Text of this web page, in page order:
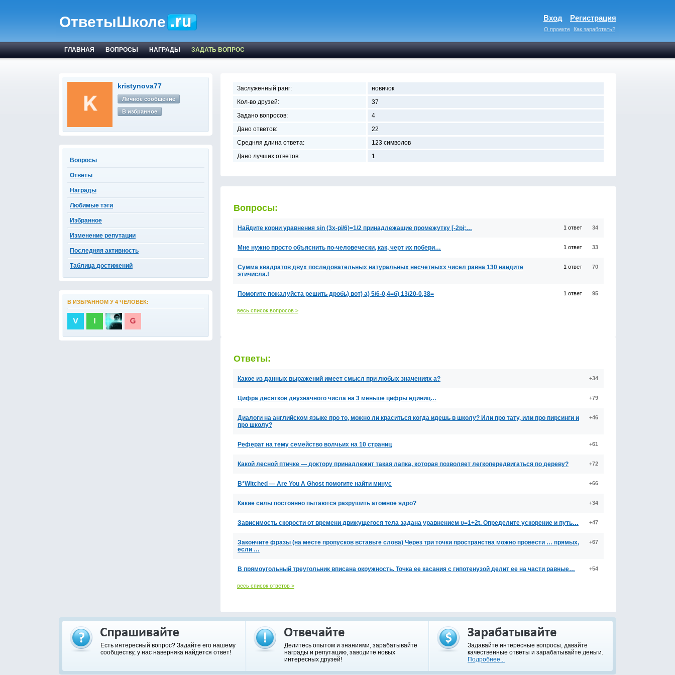
ОтветыШколе Вход Регистрация
О проекте Как заработать?
ГЛАВНАЯ ВОПРОСЫ НАГРАДЫ ЗАДАТЬ ВОПРОС
kristynova77
Личное сообщение
В избранное
Вопросы
Ответы
Награды
Любимые тэги
Избранное
Изменение репутации
Последняя активность
Таблица достижений
В ИЗБРАННОМ У 4 ЧЕЛОВЕК:
Заслуженный ранг:
новичок
Кол-во друзей:
37
Задано вопросов:
4
Дано ответов:
22
Средняя длина ответа:
123 символов
Дано лучших ответов:
1
Вопросы:
Найдите корни уравнения sin (3x-pi/6)=1/2 принадлежащие промежутку [-2pi;… 1 ответ 34
Мне нужно просто объяснить по-человечески, как, черт их побери… 1 ответ 33
Сумма квадратов двух последовательных натуральных несчетныхх чисел равна 130 наидите
этичисла.!
1 ответ 70
Помогите пожалуйста решить дробь) вот) а) 5/6-0,4=б) 13/20-0,38= 1 ответ 95
весь список вопросов >
Ответы:
Какое из данных выражений имеет смысл при любых значениях a? +34
Цифра десятков двузначного числа на 3 меньше цифры единиц… +79
Диалоги на английском языке про то, можно ли краситься когда идешь в школу? Или про тату, или про пирсинги и
про школу?
+46
Реферат на тему семейство волчьих на 10 страниц +61
Какой лесной птичке — доктору принадлежит такая лапка, которая позволяет легкопередвигаться по дереву? +72
B*Witched — Are You A Ghost помогите найти минус +66
Какие силы постоянно пытаются разрушить атомное ядро? +34
Зависимость скорости от времени движущегося тела задана уравнением υ=1+2t. Определите ускорение и путь… +47
Закончите фразы (на месте пропусков вставьте слова) Через три точки пространства можно провести … прямых,
если …
+67
В прямоугольный треугольник вписана окружность. Точка ее касания с гипотенузой делит ее на части равные… +54
весь список ответов >
Есть интересный вопрос? Задайте его нашему
сообществу, у нас наверняка найдется ответ!
Делитесь опытом и знаниями, зарабатывайте
награды и репутацию, заводите новых
интересных друзей!
Задавайте интересные вопросы, давайте
качественные ответы и зарабатывайте деньги.
Подробнее...